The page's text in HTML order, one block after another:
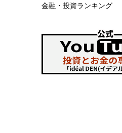
金融・投資ランキング